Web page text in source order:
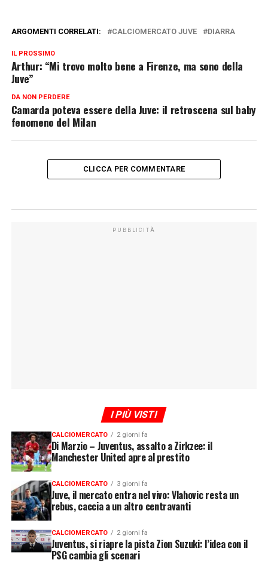
ARGOMENTI CORRELATI: CALCIOMERCATO JUVE DIARRA
IL PROSSIMO
Arthur: “Mi trovo molto bene a Firenze, ma sono della
Juve”
DA NON PERDERE
Camarda poteva essere della Juve: il retroscena sul baby
fenomeno del Milan
CLICCA PER COMMENTARE
PUBBLICITÀ
I PIÙ VISTI
CALCIOMERCATO 2 giorni fa
Di Marzio – Juventus, assalto a Zirkzee: il
Manchester United apre al prestito
CALCIOMERCATO 3 giorni fa
Juve, il mercato entra nel vivo: Vlahovic resta un
rebus, caccia a un altro centravanti
CALCIOMERCATO 2 giorni fa
Juventus, si riapre la pista Zion Suzuki: l’idea con il
PSG cambia gli scenari